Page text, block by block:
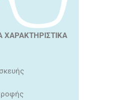
ΧΑΡΑΚΤΗΡΙΣΤΙΚΑ